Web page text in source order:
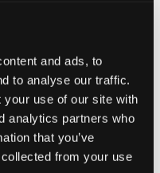
and ads, to
to analyse our traffic.
your use of our site with
analytics partners who
that you’ve
from your use